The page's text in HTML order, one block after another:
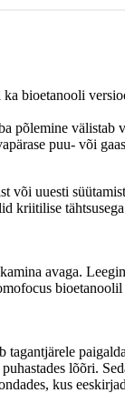
bioetanooli
põlemine välistab
puu- või
või uuesti
kriitilise
avaga.
lõõri.
kus